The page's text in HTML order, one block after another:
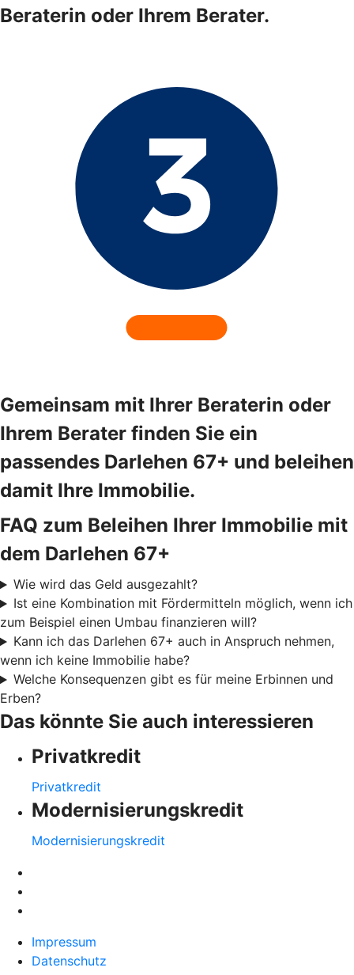
Beraterin oder Ihrem Berater.
Gemeinsam mit Ihrer Beraterin oder
Ihrem Berater finden Sie ein
passendes Darlehen 67+ und beleihen
damit Ihre Immobilie.
FAQ zum Beleihen Ihrer Immobilie mit
dem Darlehen 67+
Wie wird das Geld ausgezahlt?
Ist eine Kombination mit Fördermitteln möglich, wenn ich
zum Beispiel einen Umbau finanzieren will?
Kann ich das Darlehen 67+ auch in Anspruch nehmen,
wenn ich keine Immobilie habe?
Welche Konsequenzen gibt es für meine Erbinnen und
Erben?
Das könnte Sie auch interessieren
Privatkredit
Privatkredit
Modernisierungskredit
Modernisierungskredit
Impressum
Datenschutz